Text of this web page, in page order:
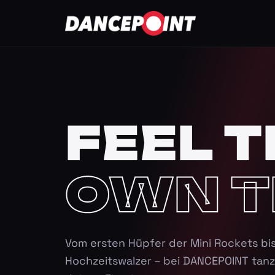
FEEL
OWN
Vom ersten Hüpfer der Mini Rockets
Hochzeitswalzer – bei DANCEPOINT